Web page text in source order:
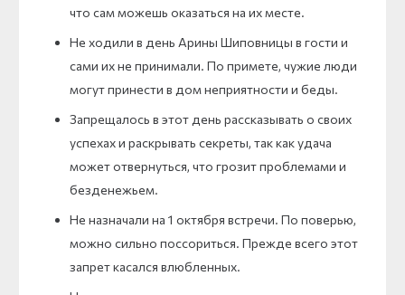
что сам можешь оказаться на их месте.
Не ходили в день Арины Шиповницы в гости и
сами их не принимали. По примете, чужие люди
могут принести в дом неприятности и беды.
Запрещалось в этот день рассказывать о своих
успехах и раскрывать секреты, так как удача
может отвернуться, что грозит проблемами и
безденежьем.
Не назначали на 1 октября встречи. По поверью,
можно сильно поссориться. Прежде всего этот
запрет касался влюбленных.